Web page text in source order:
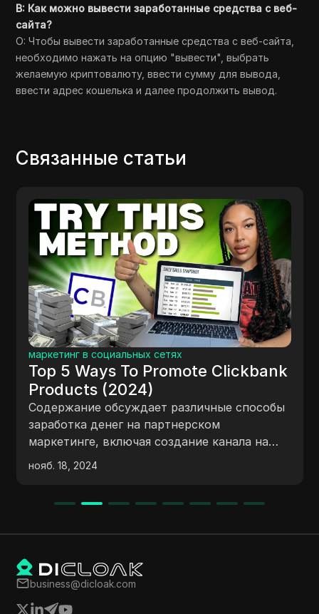
В: Как можно вывести заработанные средства с веб-
сайта?
О: Чтобы вывести заработанные средства с веб-сайта,
необходимо нажать на опцию "вывести", выбрать
желаемую криптовалюту, ввести сумму для вывода,
ввести адрес кошелька и далее продолжить вывод.
Связанные статьи
маркетинг в социальных сетях
Top 5 Ways To Promote Clickbank
Products (2024)
Содержание обсуждает различные способы
заработка денег на партнерском
маркетинге, включая создание канала на
YouTube, перенаправление трафика на
новые продукты, расширение
сетях, использование Quora и оплату
эффективно использовать каждый метод
для генерации дохода.
нояб. 18, 2024
business@dicloak.com